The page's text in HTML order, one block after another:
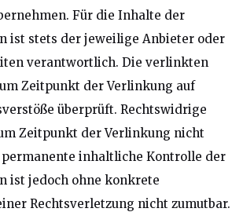
Für die Inhalte der
ist stets der jeweilige Anbieter oder
verantwortlich. Die verlinkten
Zeitpunkt der Verlinkung auf
überprüft. Rechtswidrige
Zeitpunkt der Verlinkung nicht
permanente inhaltliche Kontrolle der
ist jedoch ohne konkrete
Rechtsverletzung nicht zumutbar.